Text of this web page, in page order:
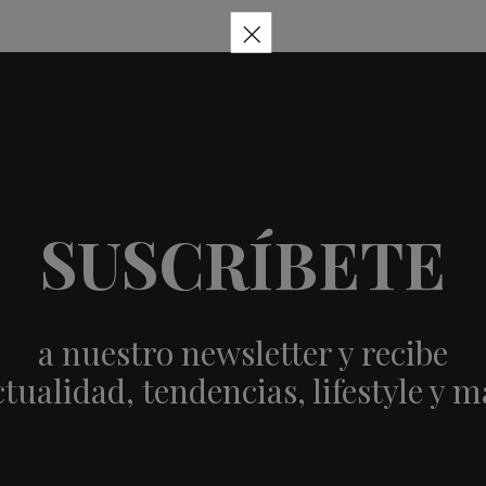
SUSCRÍBETE
a nuestro newsletter y recibe
tendencias, lifestyle y
×